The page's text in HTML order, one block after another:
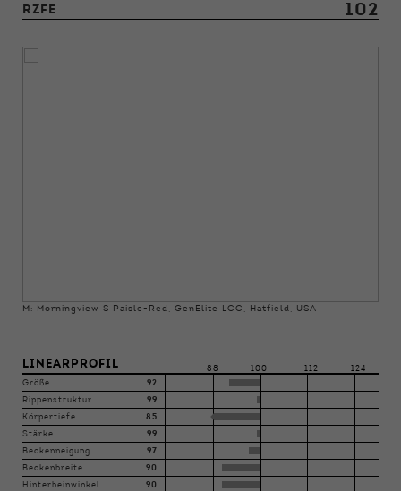
RZFE 102
M: Morningview S Paisle-Red, GenElite LCC, Hatfield, USA
LINEARPROFIL 88 100 112
124
Größe
92
Rippenstruktur 99
Körpertiefe 85
Stärke 99
Beckenneigung 97
Beckenbreite 90
Hinterbeinwinkel 90